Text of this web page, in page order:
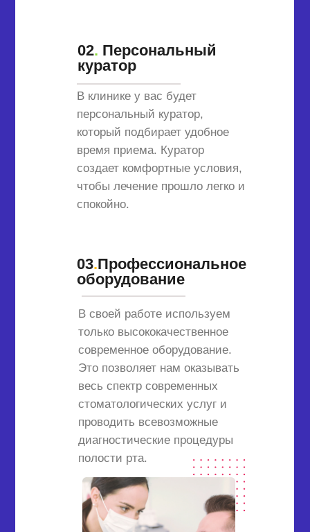
В клинике у вас будет
персональный куратор,
который подбирает удобное
время приема. Куратор
создает комфортные условия,
чтобы лечение прошло легко и
спокойно.
В своей работе используем
только высококачественное
современное оборудование.
Это позволяет нам оказывать
весь спектр современных
стоматологических услуг и
проводить всевозможные
диагностические процедуры
полости рта.
02. Персональный
куратор
03.Профессиональное
оборудование